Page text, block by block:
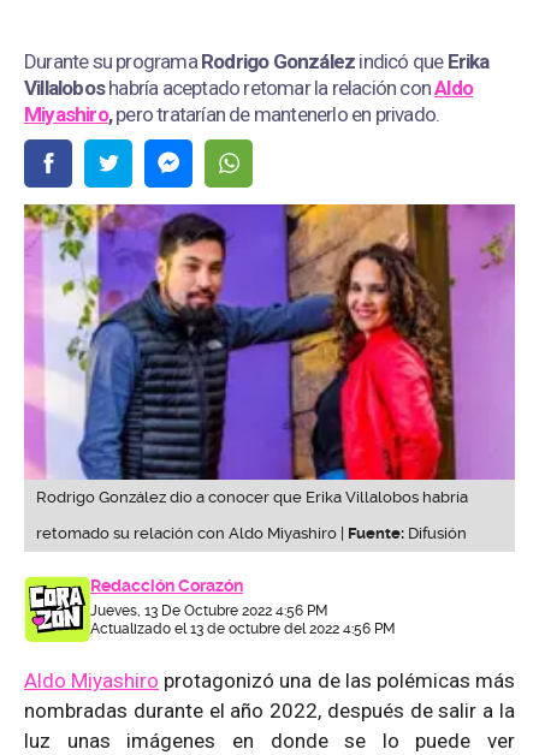
Durante su programaRodrigo González indicó queErika
Villaloboshabría aceptado retomar la relación conAldo
Miyashiro,pero tratarían de mantenerlo en privado.
Rodrigo González dio a conocer que Erika Villalobos habría
retomado su relación con Aldo Miyashiro | Fuente: Difusión
Redacción Corazón
Jueves, 13 De Octubre 2022 4:56 PM
Actualizado el 13 de octubre del 2022 4:56 PM
Aldo Miyashiro protagonizó una de las polémicas más
nombradas durante el año 2022, después de salir a la
luz unas imágenes en donde se lo puede ver